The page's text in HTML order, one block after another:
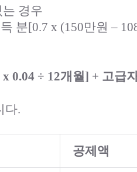
경우
분[0.7 x (150만원 –
0.04 ÷ 12개월] + 고급
다.
공제액